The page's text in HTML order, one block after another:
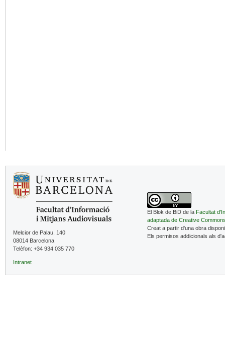
Melcior de Palau, 140
08014 Barcelona
Telèfon: +34 934 035 770
Intranet
El Blok de BiD de la Facultat
adaptada de Creative
Creat a partir d'una obra
Els permisos addicionals als